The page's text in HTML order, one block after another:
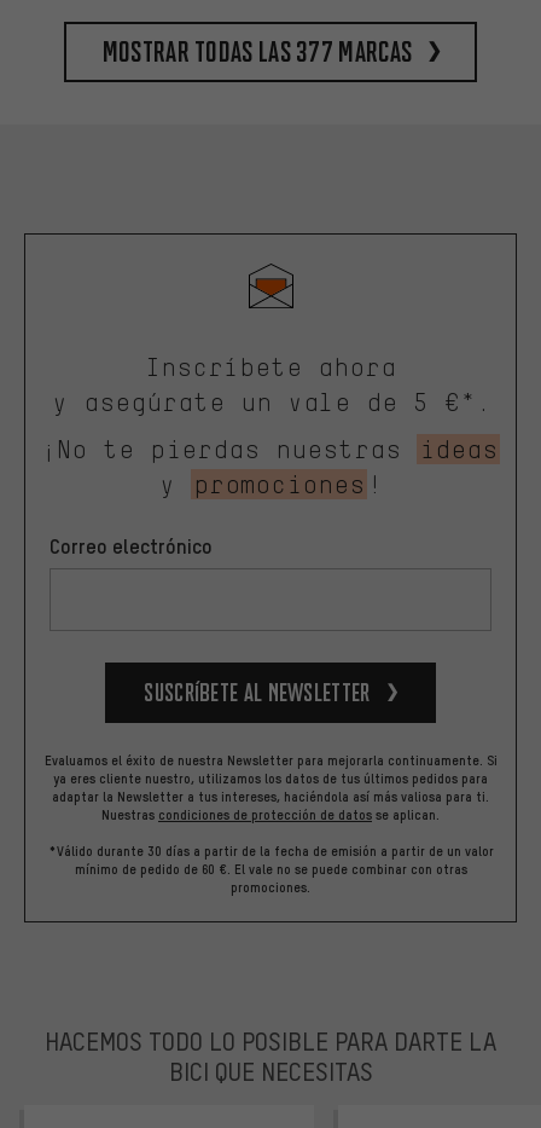
Mostrar todas las 377 marcas
Inscríbete ahora
y asegúrate un vale de 5 €*.
¡No te pierdas nuestras
ideas
y
promociones !
Correo electrónico
Suscríbete al newsletter
Evaluamos el éxito de nuestra Newsletter para mejorarla continuamente. Si
ya eres cliente nuestro, utilizamos los datos de tus últimos pedidos para
adaptar la Newsletter a tus intereses, haciéndola así más valiosa para ti.
Nuestras condiciones de protección de datos se aplican.
*Válido durante 30 días a partir de la fecha de emisión a partir de un valor
mínimo de pedido de 60 €. El vale no se puede combinar con otras
promociones.
HACEMOS TODO LO POSIBLE PARA DARTE LA
BICI QUE NECESITAS